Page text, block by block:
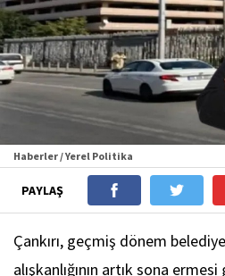
Haberler / Yerel Politika
PAYLAŞ
Çankırı, geçmiş dönem
alışkanlığının artık sona